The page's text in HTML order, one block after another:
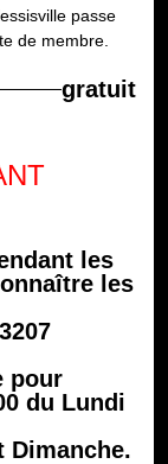
passe
de membre.
gratuit
les
les
pour
du Lundi
Dimanche.